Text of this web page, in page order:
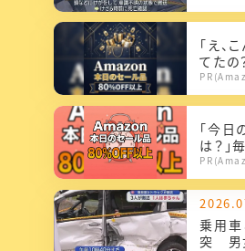
「え、
てたの
上が続
onの
「今日
は？」
zonタ
逃せな
乗用車
突 男